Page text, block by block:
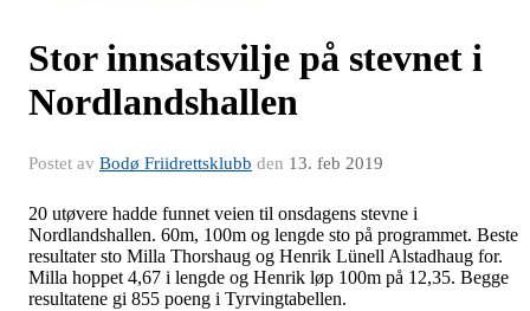
Stor innsatsvilje på stevnet i
Nordlandshallen
Postet av Bodø Friidrettsklubb den 13. feb 2019
20 utøvere hadde funnet veien til onsdagens stevne i
Nordlandshallen. 60m, 100m og lengde sto på programmet. Beste
resultater sto Milla Thorshaug og Henrik Lünell Alstadhaug for.
Milla hoppet 4,67 i lengde og Henrik løp 100m på 12,35. Begge
resultatene gi 855 poeng i Tyrvingtabellen.